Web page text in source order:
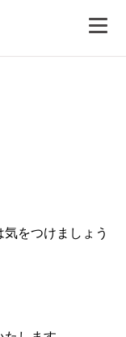
をつけましょう